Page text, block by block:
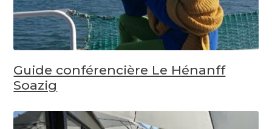
Guide conférencière Le Hénanff
Soazig